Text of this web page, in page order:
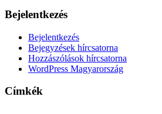
Bejelentkezés
Bejelentkezés
Bejegyzések hírcsatorna
Hozzászólások hírcsatorna
WordPress Magyarország
Címkék